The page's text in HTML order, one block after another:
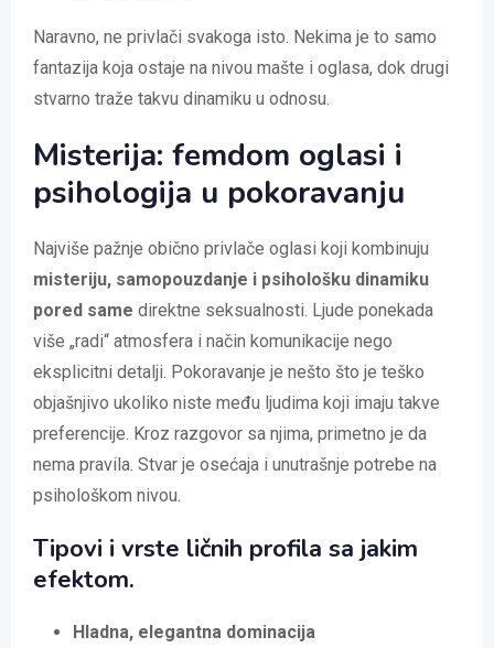
Naravno, ne privlači svakoga isto. Nekima je to samo
fantazija koja ostaje na nivou mašte i oglasa, dok drugi
stvarno traže takvu dinamiku u odnosu.
Misterija: femdom oglasi i
psihologija u pokoravanju
Najviše pažnje obično privlače oglasi koji kombinuju
misteriju, samopouzdanje i psihološku dinamiku
pored same direktne seksualnosti. Ljude ponekada
više „radi“ atmosfera i način komunikacije nego
eksplicitni detalji. Pokoravanje je nešto što je teško
objašnjivo ukoliko niste među ljudima koji imaju takve
preferencije. Kroz razgovor sa njima, primetno je da
nema pravila. Stvar je osećaja i unutrašnje potrebe na
psihološkom nivou.
Tipovi i vrste ličnih profila sa jakim
efektom.
Hladna, elegantna dominacija